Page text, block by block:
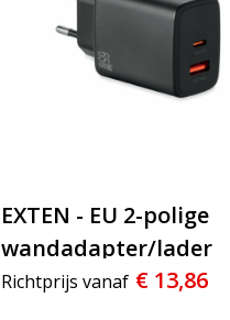
EXTEN - EU 2-polige
wandadapter/lader
Richtprijs vanaf € 13,86